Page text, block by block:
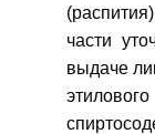
части
выдаче